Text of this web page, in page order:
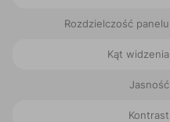
Rozdzielczość panelu
Kąt widzenia
Jasność
Kontrast